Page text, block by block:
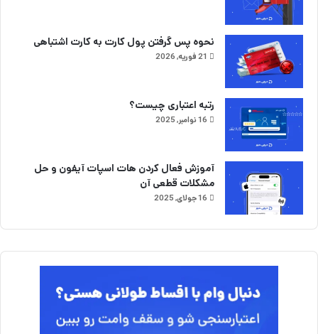
نحوه پس گرفتن پول کارت به کارت اشتباهی
21 فوریه, 2026
رتبه اعتباری چیست؟
16 نوامبر, 2025
آموزش فعال کردن هات اسپات آیفون و حل
مشکلات قطعی آن
16 جولای, 2025